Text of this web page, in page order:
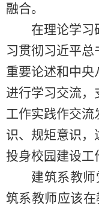
融合。
在理论学习
习贯彻习近平
重要论述和中央
进行学习交流，
工作实践作交流
识、规矩意识
投身校园建设工
建筑系教
筑系教师应该